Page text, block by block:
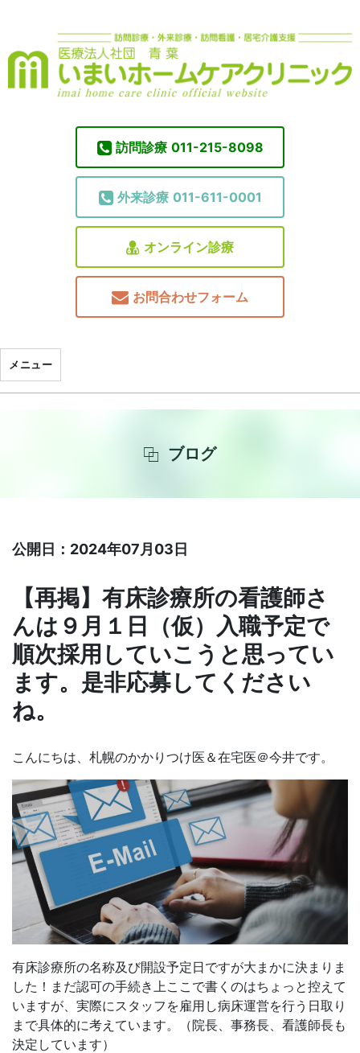
訪問診療 011-215-8098
外来診療 011-611-0001
オンライン診療
お問合わせフォーム
メニュー
ブログ
公開日：2024年07月03日
【再掲】有床診療所の看護師さ
んは９月１日（仮）入職予定で
順次採用していこうと思ってい
ます。是非応募してください
ね。
こんにちは、札幌のかかりつけ医＆在宅医＠今井です。
有床診療所の名称及び開設予定日ですが大まかに決まりま
した！まだ認可の手続き上ここで書くのはちょっと控えて
いますが、実際にスタッフを雇用し病床運営を行う日取り
まで具体的に考えています。（院長、事務長、看護師長も
決定しています）